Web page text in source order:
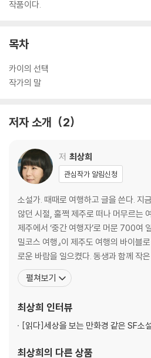
작품이다.
목차
카이의 선택
작가의 말
저자 소개 2
저 최상희
관심작가 알림신청
소설가. 때때로 여행하고 글을 쓴다. 지
않던 시절, 훌쩍 제주로 떠나 머무르는
제주에서 ‘중간 여행자’로 머문 700여
밀코스 여행』이 제주도 여행의 바이블
로운 바람을 일으켰다. 동생과 함께 작
운영하며 여행의 기록을 책으로 만들고 있다. 『그냥, 컬링』으
소 블루픽션상, 『델 문도』로 사계절 문학
렌』 『속눈썹, 혹은 잃어버린 잠
펼쳐보기
최상희 인터뷰
[읽다]세상을 보는 만화경 같은 SF소
최상희의 다른 상품